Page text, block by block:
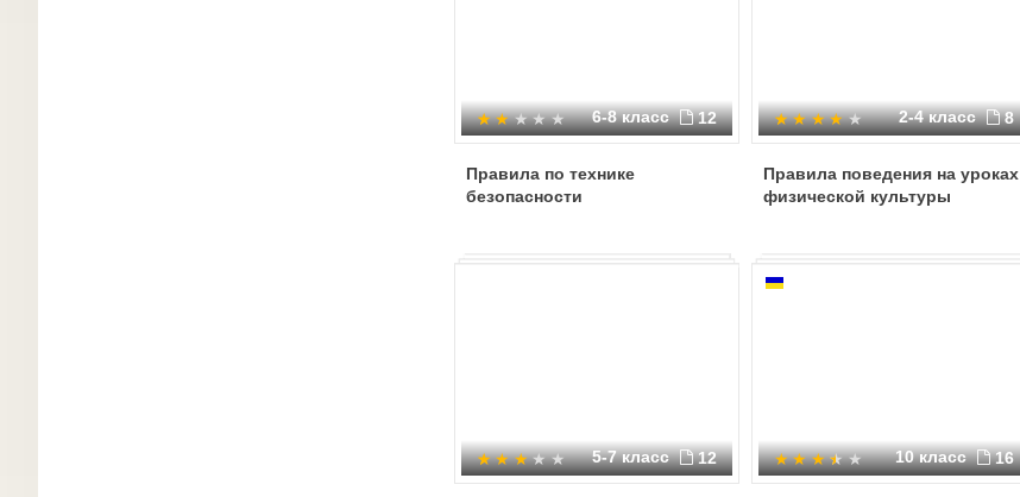
6-8 класс 12
Правила по технике
безопасности
2-4 класс 8
Правила поведения на уроках
физической культуры
5-7 класс 12 10 класс 16